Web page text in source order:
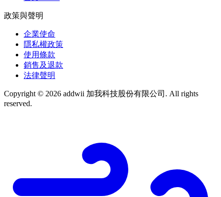
政策與聲明
企業使命
隱私權政策
使用條款
銷售及退款
法律聲明
Copyright © 2026 addwii 加我科技股份有限公司. All rights
reserved.